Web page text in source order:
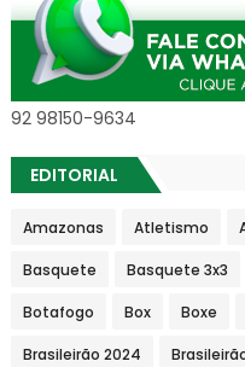
92 98150-9634
EDITORIAL
Amazonas Atletismo
Basquete Basquete 3x3
Botafogo Box Boxe
Brasileirão 2024